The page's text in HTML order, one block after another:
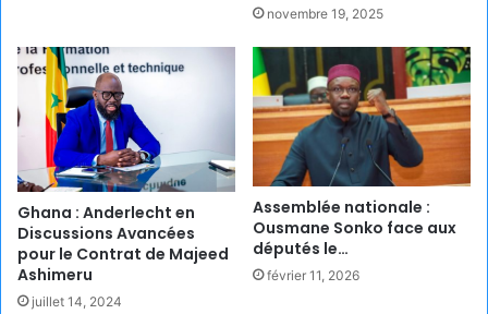
novembre 19, 2025
Ghana : Anderlecht en
Discussions Avancées
pour le Contrat de Majeed
Ashimeru
juillet 14, 2024
Assemblée nationale :
Ousmane Sonko face aux
députés le…
février 11, 2026